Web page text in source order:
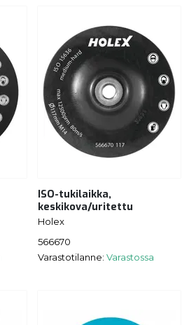
ISO-tukilaikka,
keskikova/uritettu
Holex
566670
Varastotilanne: Varastossa